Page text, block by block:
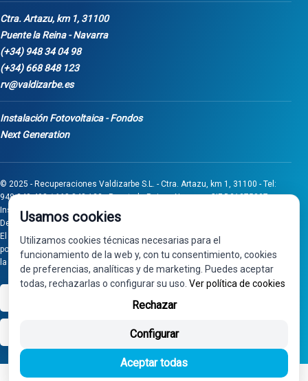
Ctra. Artazu, km 1, 31100
Puente la Reina - Navarra
(+34) 948 34 04 98
(+34) 668 848 123
rv@valdizarbe.es
Instalación Fotovoltaica - Fondos
Next Generation
© 2025 - Recuperaciones Valdizarbe S.L. - Ctra. Artazu, km 1, 31100 - Tel:
948 340 498 / 668 848 123 - Puente la Reina - Navarra - CIF B31275837.
Inscrita en el Registro Mercantil de Navarra, Tomo 32, Folio 75, Hoja 525.
Desarrollado porSeintosoft
El proyecto de inversión "0011-0558-2024-000008" ha sido subvencionado
por Gobierno de Navarra al amparo de la convocatoria de 2024 de Ayudas a
la inversión en pymes industriales
Usamos cookies
Utilizamos cookies técnicas necesarias para el
funcionamiento de la web y, con tu consentimiento, cookies
de preferencias, analíticas y de marketing. Puedes aceptar
todas, rechazarlas o configurar su uso. Ver política de cookies
Rechazar
Configurar
Aceptar todas